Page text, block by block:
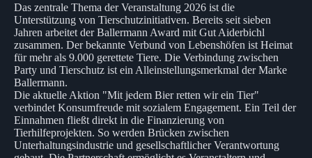
Das zentrale Thema der Veranstaltung 2026 ist die
Unterstützung von Tierschutzinitiativen. Bereits seit sieben
Jahren arbeitet der Ballermann Award mit Gut Aiderbichl
zusammen. Der bekannte Verbund von Lebenshöfen ist Heimat
für mehr als 9.000 gerettete Tiere. Die Verbindung zwischen
Party und Tierschutz ist ein Alleinstellungsmerkmal der Marke
Ballermann.
Die aktuelle Aktion "Mit jedem Bier retten wir ein Tier"
verbindet Konsumfreude mit sozialem Engagement. Ein Teil der
Einnahmen fließt direkt in die Finanzierung von
Tierhilfeprojekten. So werden Brücken zwischen
Unterhaltungsindustrie und gesellschaftlicher Verantwortung